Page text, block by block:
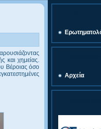
και χημείας.
Βέροιας όσο
Αρχεία